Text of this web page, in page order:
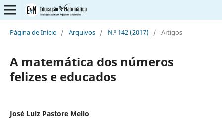
Página de Início / Arquivos / N.º 142 (2017) / Artigos
A matemática dos números
felizes e educados
José Luiz Pastore Mello